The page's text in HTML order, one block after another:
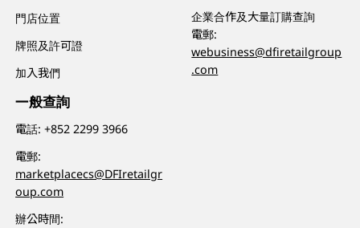
門店位置
牌照及許可證
加入我們
一般查詢
電話:+852 2299 3966
電郵:
marketplacecs@DFIretailgr
oup.com
辦公時間:
企業合作及大量訂購查詢
電郵:
webusiness@dfiretailgroup
.com